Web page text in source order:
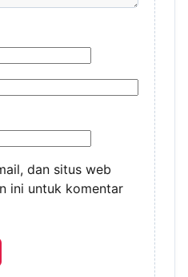
dan situs web
ini untuk komentar